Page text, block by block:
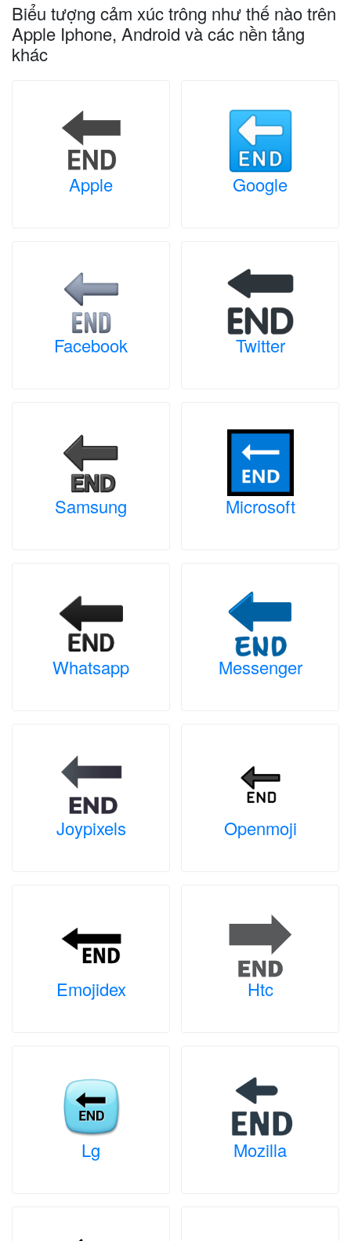
Biểu tượng cảm xúc trông như thế nào trên
Apple Iphone, Android và các nền tảng
khác
Apple Google
Facebook Twitter
Samsung Microsoft
Whatsapp Messenger
Joypixels Openmoji
Emojidex Htc
Lg Mozilla